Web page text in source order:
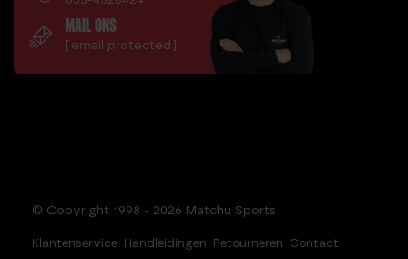
MAIL ONS
[email protected]
© Copyright 1998 - 2026 Matchu Sports
Klantenservice Handleidingen Retourneren Contact